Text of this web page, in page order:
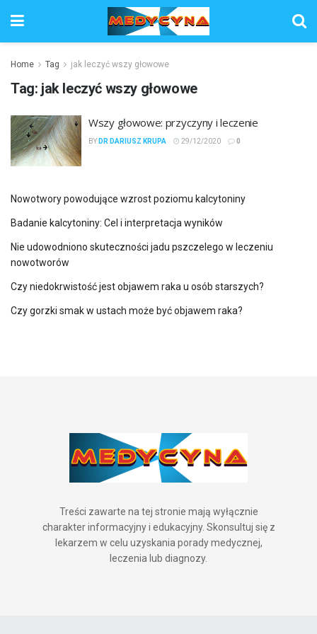
Home Tag jak leczyć wszy głowowe
Tag: jak leczyć wszy głowowe
Wszy głowowe: przyczyny i leczenie
BY DR DARIUSZ KRUPA 29/12/2020 0
Nowotwory powodujące wzrost poziomu kalcytoniny
Badanie kalcytoniny: Cel i interpretacja wyników
Nie udowodniono skuteczności jadu pszczelego w leczeniu
nowotworów
Czy niedokrwistość jest objawem raka u osób starszych?
Czy gorzki smak w ustach może być objawem raka?
Treści zawarte na tej stronie mają wyłącznie
charakter informacyjny i edukacyjny. Skonsultuj się z
lekarzem w celu uzyskania porady medycznej,
leczenia lub diagnozy.